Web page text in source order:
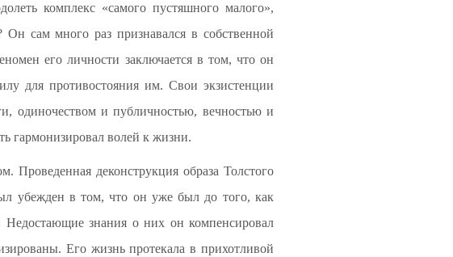
комплекс «самого пустяшного малого»,
сам много раз признавался в собственной
его личности заключается в том, что он
для противостояния им. Свои экзистенции
одиночеством и публичностью, вечностью и
гармонизировал волей к жизни.
Проведенная деконструкция образа Толстого
убежден в том, что он уже был до того, как
Недостающие знания о них он компенсировал
Его жизнь протекала в прихотливой